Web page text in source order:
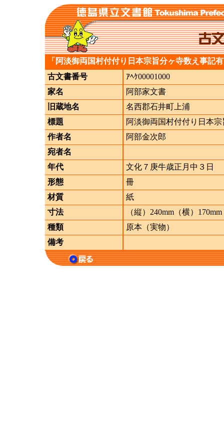
「阿淡御両国村付付り日本宗旨分ヶ寺数え事記
古文書番号
ｱﾍｹ00001000
家名
阿部家文書
旧蔵地名
名西郡石井町上浦
標題
阿淡御両国村付付り日本
作者名
阿部金次郎
宛者名
年代
文化７庚牛歳正月中３日
形態
冊
材質
紙
寸法
（縦）240mm（横）170mm
種類
原本（実物）
備考